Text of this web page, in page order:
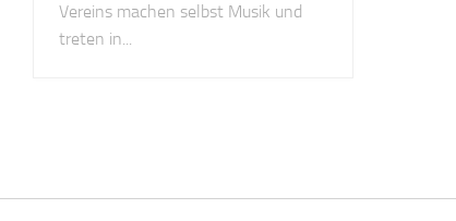
Vereins machen selbst Musik und
treten in...